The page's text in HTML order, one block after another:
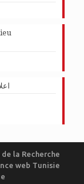
la Recherche
web Tunisie